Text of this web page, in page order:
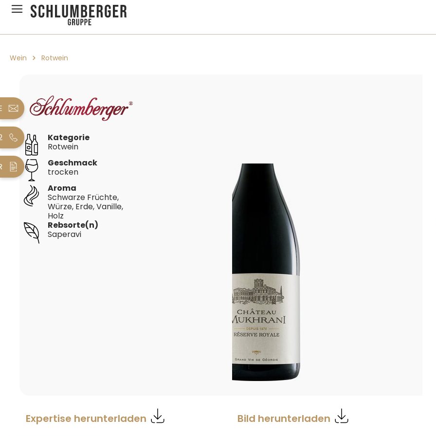
Zur Hauptnavigation springen
Wein Rotwein
Aroma
Schwarze Früchte,
Würze, Erde, Vanille,
Holz
Geschmack
trocken
Kategorie
Rotwein
Rebsorte(n)
Saperavi
Expertise herunterladen Bild herunterladen